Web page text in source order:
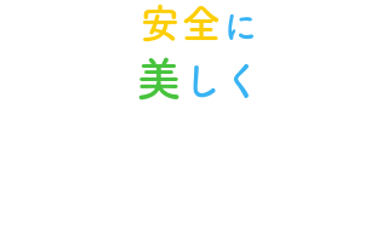
安全 に
美 しく